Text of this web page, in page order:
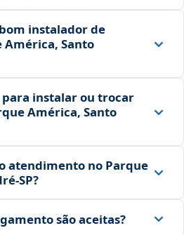
instalador de
Santo
instalar ou trocar
América, Santo
atendimento no Parque
são aceitas?